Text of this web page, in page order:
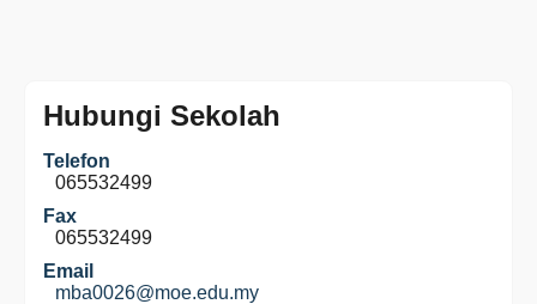
Hubungi Sekolah
Telefon
065532499
Fax
065532499
Email
mba0026@moe.edu.my